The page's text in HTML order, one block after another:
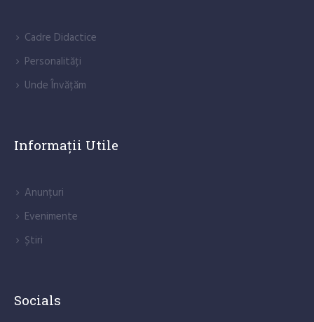
Cadre Didactice
Personalități
Unde Învățăm
Informații Utile
Anunțuri
Evenimente
Știri
Socials